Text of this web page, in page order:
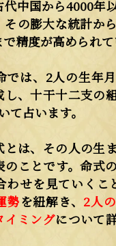
中国から4000年
その膨大な統計か
精度が高められて
では、2人の生年
し、十干十二支の
て占います。
とは、その人の生
のことです。命式
せを見ていくこ
勢を紐解き、 2人
イミングについて